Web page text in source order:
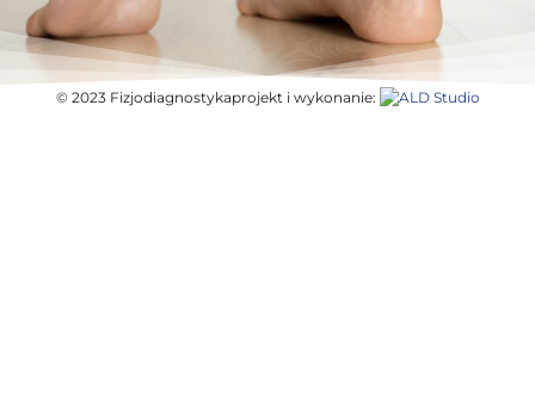
© 2023 Fizjodiagnostykaprojekt i wykonanie: